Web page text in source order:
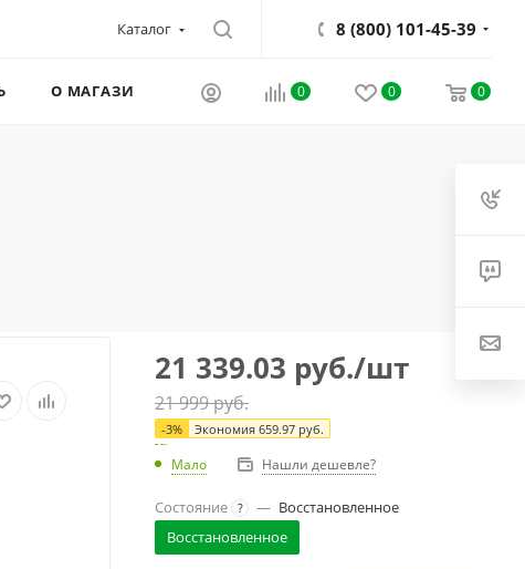
Каталог 8 (800) 101-45-39
0 0 0
О МАГАЗИНЕ
21 339.03 руб./шт
21 999руб.
-3% Экономия 659.97 руб.
Мало Нашли дешевле?
Состояние ? — Восстановленное
Восстановленное